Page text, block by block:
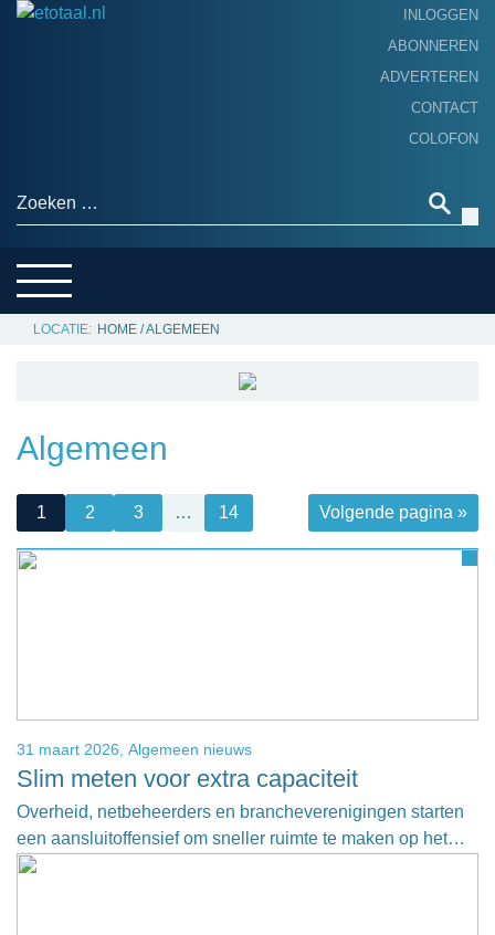
INLOGGEN
ABONNEREN
ADVERTEREN
CONTACT
COLOFON
Zoeken naar:
SERVICE
HOME /ALGEMEEN
Algemeen
1 2 3 … 14 Volgende pagina »
31 maart 2026, Algemeen nieuws
Slim meten voor extra capaciteit
Overheid, netbeheerders en brancheverenigingen starten
een aansluitoffensief om sneller ruimte te maken op het…